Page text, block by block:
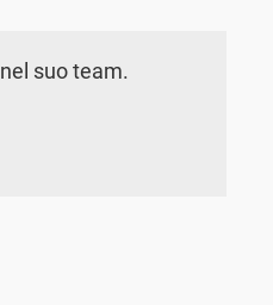
suo team.